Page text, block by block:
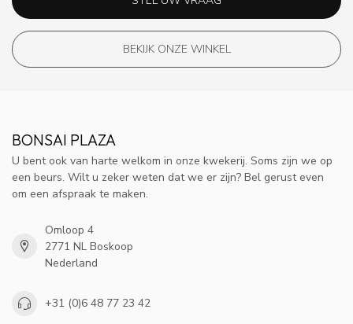
BEKIJK ONZE WINKEL
BONSAI PLAZA
U bent ook van harte welkom in onze kwekerij. Soms zijn we op
een beurs. Wilt u zeker weten dat we er zijn? Bel gerust even
om een afspraak te maken.
Omloop 4
2771 NL Boskoop
Nederland
+31 (0)6 48 77 23 42